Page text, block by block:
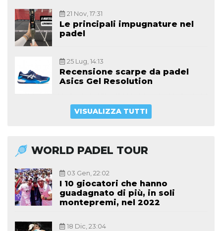
21 Nov, 17:31
Le principali impugnature nel
padel
25 Lug, 14:13
Recensione scarpe da padel
Asics Gel Resolution
VISUALIZZA TUTTI
WORLD PADEL TOUR
03 Gen, 22:02
I 10 giocatori che hanno
guadagnato di più, in soli
montepremi, nel 2022
18 Dic, 23:04